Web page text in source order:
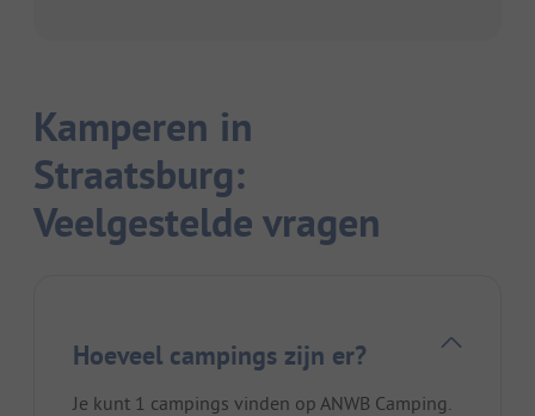
Kamperen in
Straatsburg:
Veelgestelde vragen
Hoeveel campings zijn er?
Je kunt 1 campings vinden op ANWB Camping.